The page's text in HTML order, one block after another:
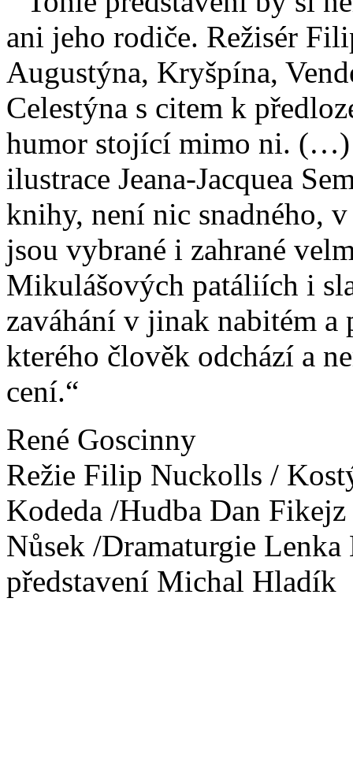
ani jeho rodiče. Režisér
Augustýna, Kryšpína,
Celestýna s citem k
humor stojící mimo ni. (…)
ilustrace Jeana-Jacquea
knihy, není nic snadného,
jsou vybrané i zahrané
Mikulášových patáliích i
zaváhání v jinak nabitém a
kterého člověk odchází a
cení.“
René Goscinny
Režie Filip Nuckolls /
Kodeda /Hudba Dan
Nůsek /Dramaturgie
představení Michal Hladík